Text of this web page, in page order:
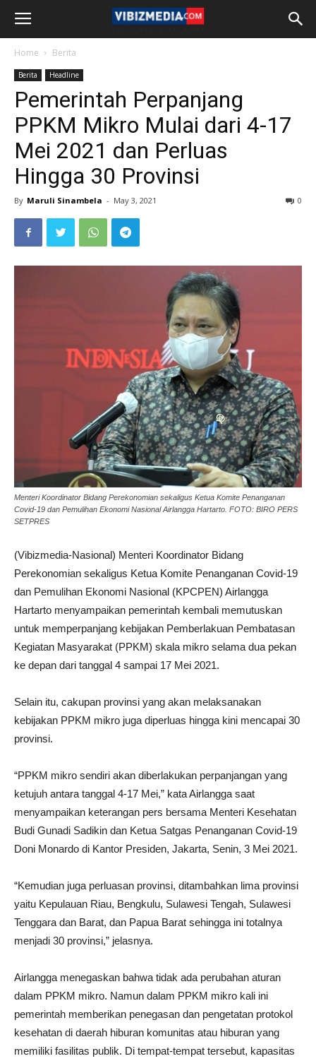
Home Berita
Berita Headline
Pemerintah Perpanjang
PPKM Mikro Mulai dari 4-17
Mei 2021 dan Perluas
Hingga 30 Provinsi
By Maruli Sinambela - May 3, 2021 0
Menteri Koordinator Bidang Perekonomian sekaligus Ketua Komite Penanganan
Covid-19 dan Pemulihan Ekonomi Nasional Airlangga Hartarto. FOTO: BIRO PERS
SETPRES
(Vibizmedia-Nasional) Menteri Koordinator Bidang
Perekonomian sekaligus Ketua Komite Penanganan Covid-19
dan Pemulihan Ekonomi Nasional (KPCPEN) Airlangga
Hartarto menyampaikan pemerintah kembali memutuskan
untuk memperpanjang kebijakan Pemberlakuan Pembatasan
Kegiatan Masyarakat (PPKM) skala mikro selama dua pekan
ke depan dari tanggal 4 sampai 17 Mei 2021.
Selain itu, cakupan provinsi yang akan melaksanakan
kebijakan PPKM mikro juga diperluas hingga kini mencapai 30
provinsi.
“PPKM mikro sendiri akan diberlakukan perpanjangan yang
ketujuh antara tanggal 4-17 Mei,” kata Airlangga saat
menyampaikan keterangan pers bersama Menteri Kesehatan
Budi Gunadi Sadikin dan Ketua Satgas Penanganan Covid-19
Doni Monardo di Kantor Presiden, Jakarta, Senin, 3 Mei 2021.
“Kemudian juga perluasan provinsi, ditambahkan lima provinsi
yaitu Kepulauan Riau, Bengkulu, Sulawesi Tengah, Sulawesi
Tenggara dan Barat, dan Papua Barat sehingga ini totalnya
menjadi 30 provinsi,” jelasnya.
Airlangga menegaskan bahwa tidak ada perubahan aturan
dalam PPKM mikro. Namun dalam PPKM mikro kali ini
pemerintah memberikan penegasan dan pengetatan protokol
kesehatan di daerah hiburan komunitas atau hiburan yang
memiliki fasilitas publik. Di tempat-tempat tersebut, kapasitas